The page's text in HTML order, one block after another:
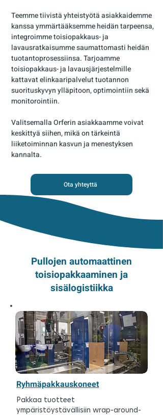
Teemme tiivistä yhteistyötä asiakkaidemme
kanssa ymmärtääksemme heidän tarpeensa,
integroimme toisiopakkaus- ja
lavausratkaisumme saumattomasti heidän
tuotantoprosessiinsa. Tarjoamme
toisiopakkaus- ja lavausjärjestelmille
kattavat elinkaaripalvelut tuotannon
suorituskyvyn ylläpitoon, optimointiin sekä
monitorointiin.
Valitsemalla Orferin asiakkaamme voivat
keskittyä siihen, mikä on tärkeintä
liiketoiminnan kasvun ja menestyksen
kannalta.
Ota yhteyttä
Pullojen automaattinen
toisiopakkaaminen ja
sisälogistiikka
Ryhmäpakkauskoneet
Pakkaa tuotteet
ympäristöystävällisiin wrap-around-